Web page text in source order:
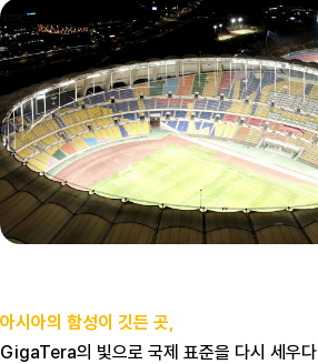
아시아의 함성이 깃든 곳,
GigaTera의 빛으로 국제 표준을 다시 세우다